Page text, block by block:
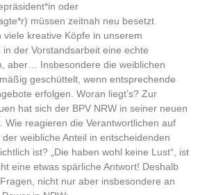
oder
müssen zeitnah neu besetzt
viele kreative Köpfe in unserem
der Vorstandsarbeit eine echte
aber… Insbesondere die weiblichen
geschüttelt, wenn entsprechende
erfolgen. Woran liegt’s? Zur
hat sich der BPV NRW in seiner neuen
Wie reagieren die Verantwortlichen auf
weibliche Anteil in entscheidenden
ist? „Die haben wohl keine Lust“, ist
eine etwas spärliche Antwort! Deshalb
nicht nur aber insbesondere an